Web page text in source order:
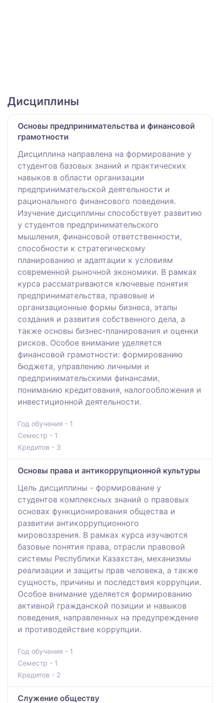
Дисциплины
Основы предпринимательства и финансовой
грамотности
Дисциплина направлена на формирование у
студентов базовых знаний и практических
навыков в области организации
предпринимательской деятельности и
рационального финансового поведения.
Изучение дисциплины способствует развитию
у студентов предпринимательского
мышления, финансовой ответственности,
способности к стратегическому
планированию и адаптации к условиям
современной рыночной экономики. В рамках
курса рассматриваются ключевые понятия
предпринимательства, правовые и
организационные формы бизнеса, этапы
создания и развития собственного дела, а
также основы бизнес-планирования и оценки
рисков. Особое внимание уделяется
финансовой грамотности: формированию
бюджета, управлению личными и
предпринимательскими финансами,
пониманию кредитования, налогообложения и
инвестиционной деятельности.
Год обучения - 1
Семестр - 1
Кредитов - 3
Основы права и антикоррупционной культуры
Цель дисциплины - формирование у
студентов комплексных знаний о правовых
основах функционирования общества и
развитии антикоррупционного
мировоззрения. В рамках курса изучаются
базовые понятия права, отрасли правовой
системы Республики Казахстан, механизмы
реализации и защиты прав человека, а также
сущность, причины и последствия коррупции.
Особое внимание уделяется формированию
активной гражданской позиции и навыков
поведения, направленных на предупреждение
и противодействие коррупции.
Год обучения - 1
Семестр - 1
Кредитов - 2
Служение обществу